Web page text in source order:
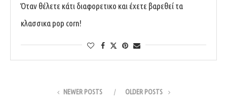
Όταν θέλετε κάτι διαφορετικο και έχετε βαρεθεί τα
κλασσικα pop corn!
NEWER POSTS OLDER POSTS